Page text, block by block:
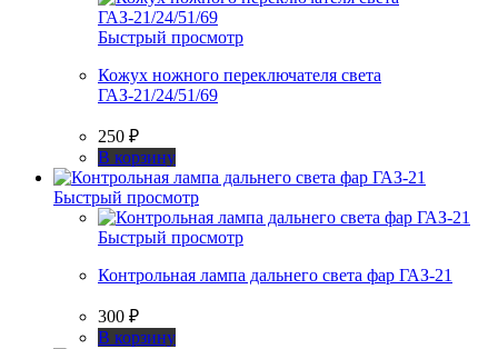
Быстрый просмотр
Кожух ножного переключателя света
ГАЗ-21/24/51/69
250 ₽
В корзину
Быстрый просмотр
Быстрый просмотр
Контрольная лампа дальнего света фар ГАЗ-21
300 ₽
В корзину